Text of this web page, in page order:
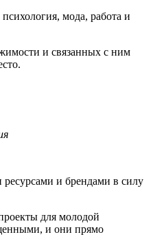
мода, работа и
и связанных с ним
и брендами в силу
для молодой
и они прямо